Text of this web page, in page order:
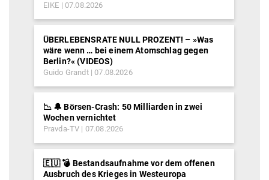
EIKE 07.08.2026
ÜBERLEBENSRATE NULL PROZENT! – »Was
wäre wenn … bei einem Atomschlag gegen
Berlin?« (VIDEOS)
Guido Grandt 07.08.2026
📉 🔔 Börsen-Crash: 50 Milliarden in zwei
Wochen vernichtet
Pravda-TV 07.08.2026
🇪🇺 💣 Bestandsaufnahme vor dem offenen
Ausbruch des Krieges in Westeuropa